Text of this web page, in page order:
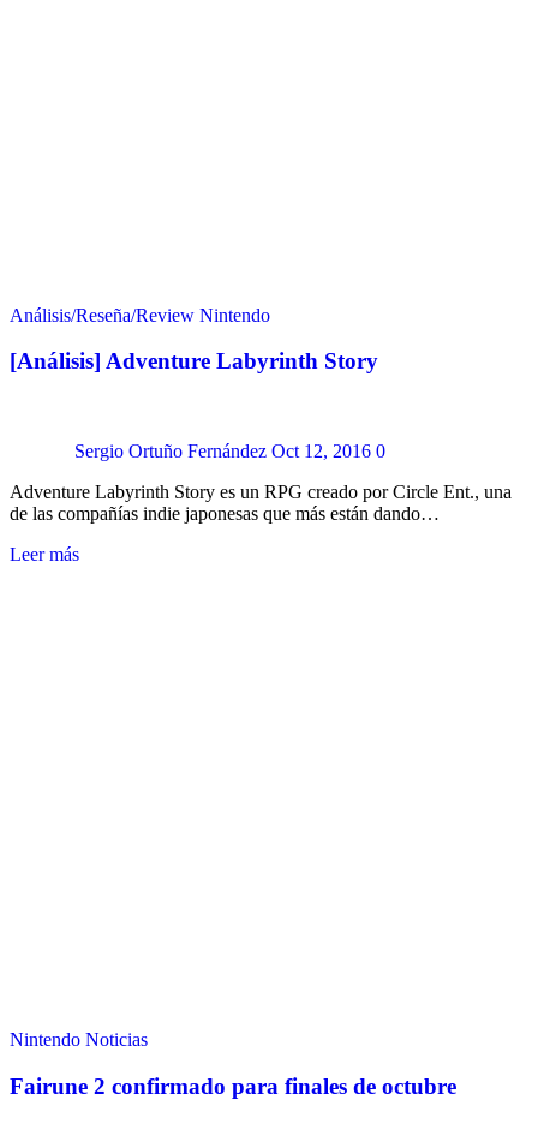
Análisis/Reseña/Review Nintendo
[Análisis] Adventure Labyrinth Story
Sergio Ortuño Fernández Oct 12, 2016 0
Adventure Labyrinth Story es un RPG creado por Circle Ent., una
de las compañías indie japonesas que más están dando…
Leer más
Nintendo Noticias
Fairune 2 confirmado para finales de octubre